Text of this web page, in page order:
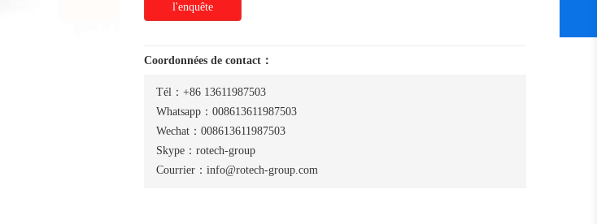
l'enquête
Coordonnées de contact：
Tél：+86 13611987503
Whatsapp：008613611987503
Wechat：008613611987503
Skype：rotech-group
Courrier：info@rotech-group.com